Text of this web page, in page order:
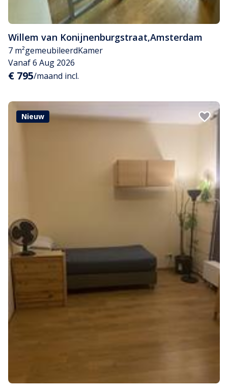
Willem van Konijnenburgstraat,Amsterdam
7 m²gemeubileerdKamer
Vanaf 6 Aug 2026
€ 795/maand incl.
Nieuw